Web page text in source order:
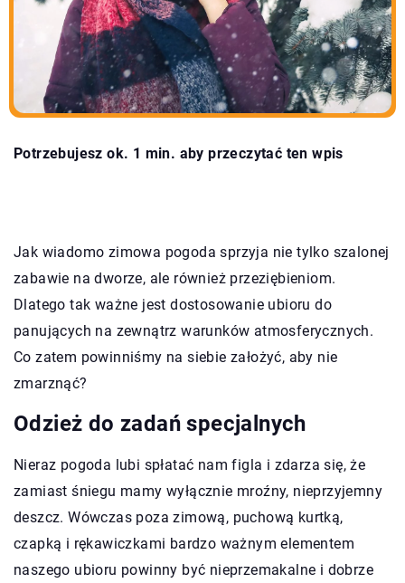
Potrzebujesz ok. 1 min. aby przeczytać ten wpis
Jak wiadomo zimowa pogoda sprzyja nie tylko szalonej
zabawie na dworze, ale również przeziębieniom.
Dlatego tak ważne jest dostosowanie ubioru do
panujących na zewnątrz warunków atmosferycznych.
Co zatem powinniśmy na siebie założyć, aby nie
zmarznąć?
Odzież do zadań specjalnych
Nieraz pogoda lubi spłatać nam figla i zdarza się, że
zamiast śniegu mamy wyłącznie mroźny, nieprzyjemny
deszcz. Wówczas poza zimową, puchową kurtką,
czapką i rękawiczkami bardzo ważnym elementem
naszego ubioru powinny być nieprzemakalne i dobrze